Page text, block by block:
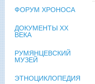
ФОРУМ ХРОНОСА
ДОКУМЕНТЫ XX
ВЕКА
РУМЯНЦЕВСКИЙ
МУЗЕЙ
ЭТНОЦИКЛОПЕДИЯ